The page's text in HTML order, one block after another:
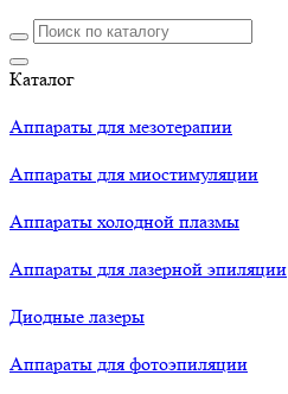
Каталог
Аппараты для мезотерапии
Аппараты для миостимуляции
Аппараты холодной плазмы
Аппараты для лазерной эпиляции
Диодные лазеры
Аппараты для фотоэпиляции